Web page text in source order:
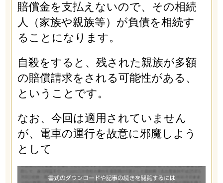
賠償金を支払えないので、その相続
人（家族や親族等）が負債を相続す
ることになります。
自殺をすると、残された親族が多額
の賠償請求をされる可能性がある、
ということです。
なお、今回は適用されていません
が、電車の運行を故意に邪魔しよう
として